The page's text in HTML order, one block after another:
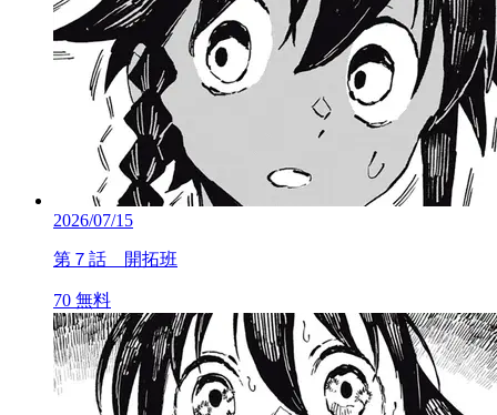
2026/07/15
第７話 開拓班
70 無料